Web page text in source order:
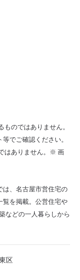
のではありません。
でご確認ください。
はありません。※ 画
は、名古屋市営住宅の
覧を掲載。公営住宅や
などの一人暮らしから
区